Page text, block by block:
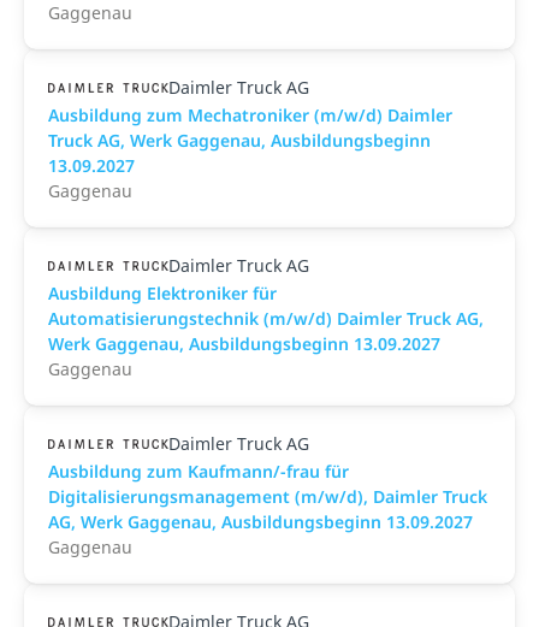
Gaggenau
Daimler Truck AG
Ausbildung zum Mechatroniker (m/w/d) Daimler
Truck AG, Werk Gaggenau, Ausbildungsbeginn
13.09.2027
Gaggenau
Daimler Truck AG
Ausbildung Elektroniker für
Automatisierungstechnik (m/w/d) Daimler Truck AG,
Werk Gaggenau, Ausbildungsbeginn 13.09.2027
Gaggenau
Daimler Truck AG
Ausbildung zum Kaufmann/-frau für
Digitalisierungsmanagement (m/w/d), Daimler Truck
AG, Werk Gaggenau, Ausbildungsbeginn 13.09.2027
Gaggenau
Daimler Truck AG